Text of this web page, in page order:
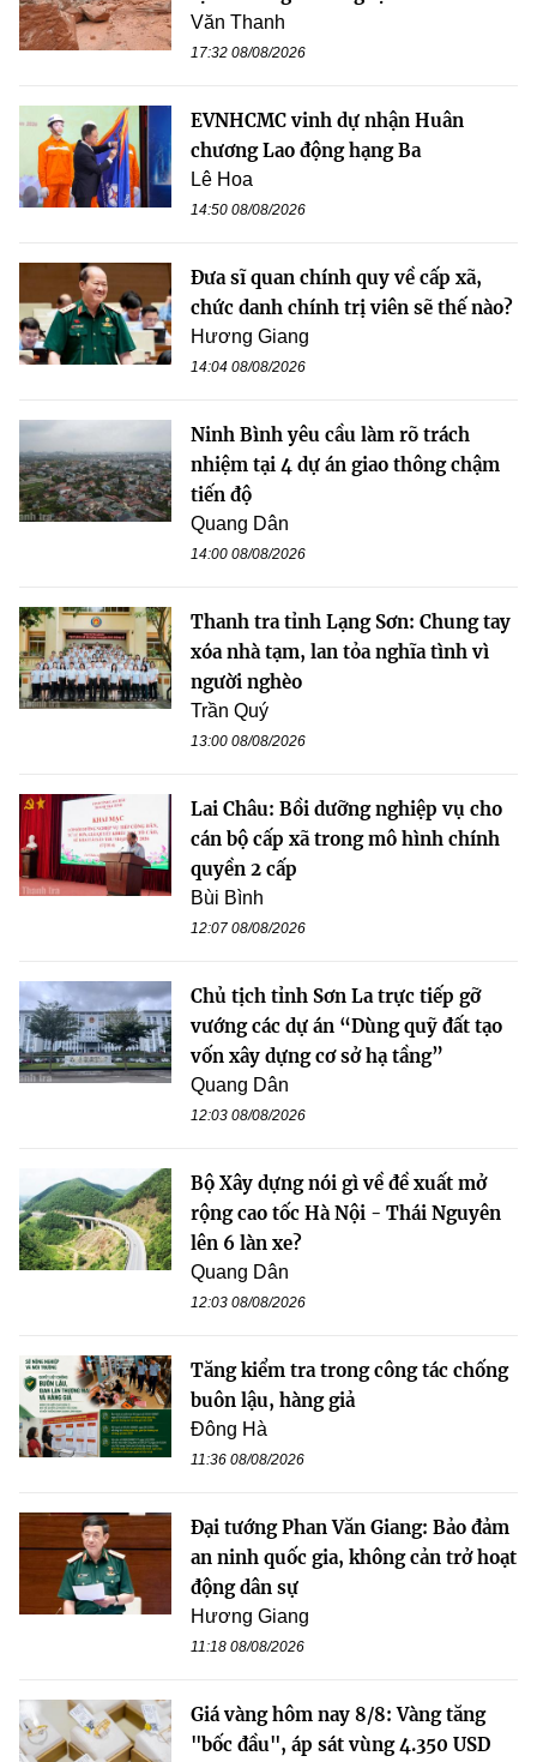
Văn Thanh
17:32 08/08/2026
EVNHCMC vinh dự nhận Huân
chương Lao động hạng Ba
Lê Hoa
14:50 08/08/2026
Đưa sĩ quan chính quy về cấp xã,
chức danh chính trị viên sẽ thế nào?
Hương Giang
14:04 08/08/2026
Ninh Bình yêu cầu làm rõ trách
nhiệm tại 4 dự án giao thông chậm
tiến độ
Quang Dân
14:00 08/08/2026
Thanh tra tỉnh Lạng Sơn: Chung tay
xóa nhà tạm, lan tỏa nghĩa tình vì
người nghèo
Trần Quý
13:00 08/08/2026
Lai Châu: Bồi dưỡng nghiệp vụ cho
cán bộ cấp xã trong mô hình chính
quyền 2 cấp
Bùi Bình
12:07 08/08/2026
Chủ tịch tỉnh Sơn La trực tiếp gỡ
vướng các dự án “Dùng quỹ đất tạo
vốn xây dựng cơ sở hạ tầng”
Quang Dân
12:03 08/08/2026
Bộ Xây dựng nói gì về đề xuất mở
rộng cao tốc Hà Nội - Thái Nguyên
lên 6 làn xe?
Quang Dân
12:03 08/08/2026
Tăng kiểm tra trong công tác chống
buôn lậu, hàng giả
Đông Hà
11:36 08/08/2026
Đại tướng Phan Văn Giang: Bảo đảm
an ninh quốc gia, không cản trở hoạt
động dân sự
Hương Giang
11:18 08/08/2026
Giá vàng hôm nay 8/8: Vàng tăng
"bốc đầu", áp sát vùng 4.350 USD